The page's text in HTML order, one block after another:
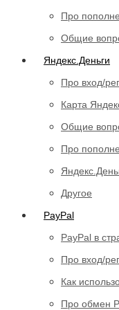
Про
Общие
Яндекс.Деньги
Про вход/
Карта
Общие
Про
Другое
PayPal
PayPal в
Про вход/
Как
Про обмен